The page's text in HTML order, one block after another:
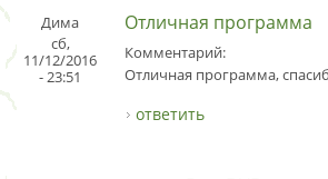
Дима
сб,
11/12/2016
- 23:51
Отличная программа
Комментарий:
Отличная программа,
ответить